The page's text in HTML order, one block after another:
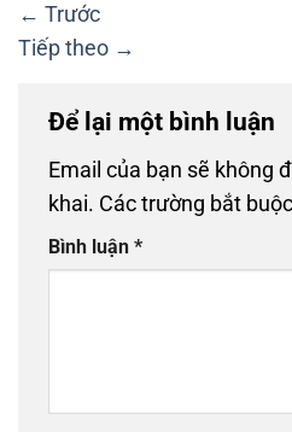
← Trước
Tiếp theo →
Để lại một bình luận
Email của bạn sẽ không
khai. Các trường bắt
Bình luận *